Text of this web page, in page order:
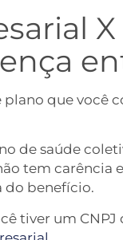
que você
de saúde
tem
do benefício.
tiver um CNPJ